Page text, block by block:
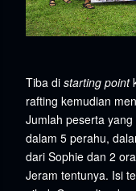
Tiba di starting point
rafting kemudian
Jumlah peserta
dalam 5 perahu,
dari Sophie dan 2
Jeram tentunya. Isi